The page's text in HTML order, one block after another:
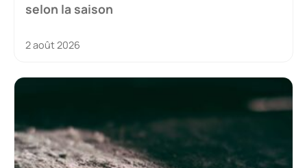
selon la saison
2 août 2026